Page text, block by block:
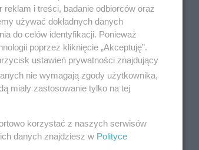
i treści, badanie odbiorców oraz
używać dokładnych danych
do celów identyfikacji. Ponieważ
poprzez kliknięcie „Akceptuję”.
ustawień prywatności znajdujący
nie wymagają zgody użytkownika,
miały zastosowanie tylko na tej
korzystać z naszych serwisów
danych znajdziesz w Polityce